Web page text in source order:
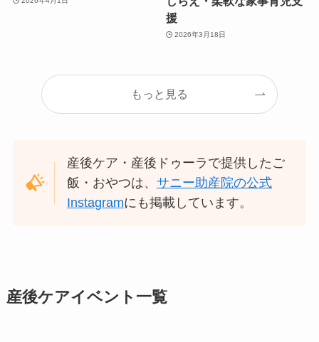
援
2026年3月18日
もっと見る
産後ケア・産後ドゥーラで提供したご
飯・おやつは、サニー助産院の公式
Instagramにも掲載しています。
産後ケアイベント一覧